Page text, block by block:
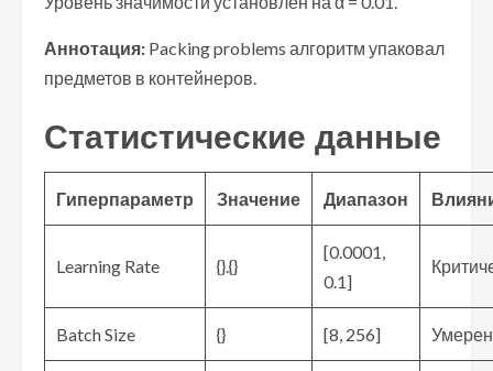
Аннотация: Packing problems алгоритм упаковал
предметов в контейнеров.
Статистические данные
Гиперпараметр Значение Диапазон
Learning Rate {}.{}
[0.0001,
0.1]
Batch Size {} [8, 256]